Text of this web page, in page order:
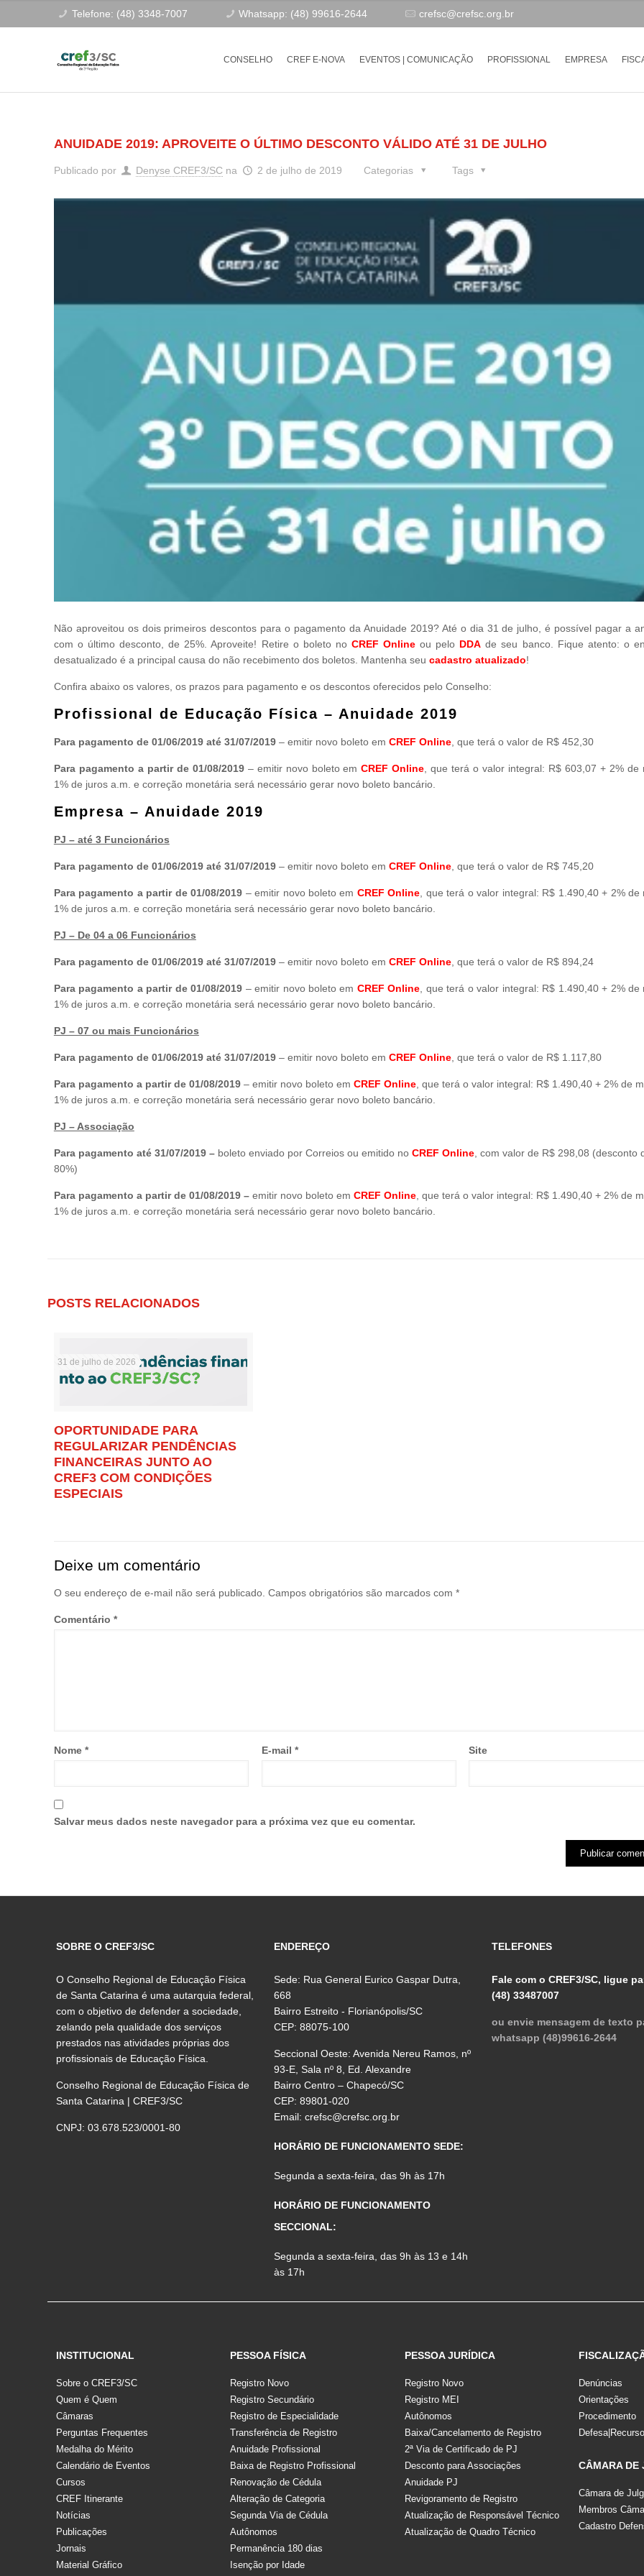
Telefone: (48) 3348-7007 Whatsapp: (48) 99616-2644 crefsc@crefsc.org.br
CONSELHO CREF E-NOVA EVENTOS | COMUNICAÇÃO PROFISSIONAL EMPRESA
ANUIDADE 2019: APROVEITE O ÚLTIMO DESCONTO VÁLIDO ATÉ 31 DE JULHO
Publicado por Denyse CREF3/SC na 2 de julho de 2019 Categorias Tags
Não aproveitou os dois primeiros descontos para o pagamento da Anuidade 2019? Até o dia 31 de julho, é possível pagar a
com o último desconto, de 25%. Aproveite! Retire o boleto no CREF Onlineou pelo DDA de seu banco. Fique atento: o
desatualizado é a principal causa do não recebimento dos boletos. Mantenha seu cadastro atualizado!
Confira abaixo os valores, os prazos para pagamento e os descontos oferecidos pelo Conselho:
Profissional de Educação Física – Anuidade 2019
Para pagamento de 01/06/2019 até 31/07/2019– emitir novo boleto em CREF Online, que terá o valor de R$ 452,30
Para pagamento a partir de 01/08/2019– emitir novo boleto emCREF Online , que terá o valor integral: R$ 603,07 + 2% de
1% de juros a.m. e correção monetária será necessário gerar novo boleto bancário.
Empresa – Anuidade 2019
PJ – até 3 Funcionários
Para pagamento de 01/06/2019 até 31/07/2019– emitir novo boleto em CREF Online, que terá o valor de R$ 745,20
Para pagamento a partir de 01/08/2019 – emitir novo boleto em CREF Online , que terá o valor integral: R$ 1.490,40 + 2% de
1% de juros a.m. e correção monetária será necessário gerar novo boleto bancário.
PJ – De 04 a 06 Funcionários
Para pagamento de 01/06/2019 até 31/07/2019– emitir novo boleto em CREF Online, que terá o valor de R$ 894,24
Para pagamento a partir de 01/08/2019 – emitir novo boleto em CREF Online , que terá o valor integral: R$ 1.490,40 + 2% de
1% de juros a.m. e correção monetária será necessário gerar novo boleto bancário.
PJ – 07 ou mais Funcionários
Para pagamento de 01/06/2019 até 31/07/2019– emitir novo boleto em CREF Online, que terá o valor de R$ 1.117,80
Para pagamento a partir de 01/08/2019– emitir novo boleto em CREF Online, que terá o valor integral: R$ 1.490,40 + 2% de
1% de juros a.m. e correção monetária será necessário gerar novo boleto bancário.
PJ – Associação
Para pagamento até 31/07/2019 –boleto enviado por Correios ou emitido no CREF Online, com valor de R$ 298,08 (desconto
80%)
Para pagamento a partir de 01/08/2019 –emitir novo boleto em CREF Online, que terá o valor integral: R$ 1.490,40 + 2% de
1% de juros a.m. e correção monetária será necessário gerar novo boleto bancário.
POSTS RELACIONADOS
31 de julho de 2026
OPORTUNIDADE PARA
REGULARIZAR PENDÊNCIAS
FINANCEIRAS JUNTO AO
CREF3 COM CONDIÇÕES
ESPECIAIS
Deixe um comentário
O seu endereço de e-mail não será publicado. Campos obrigatórios são marcados com *
Comentário *
Nome * E-mail * Site
Salvar meus dados neste navegador para a próxima vez que eu comentar.
SOBRE O CREF3/SC
O Conselho Regional de Educação Física
de Santa Catarina é uma autarquia federal,
com o objetivo de defender a sociedade,
zelando pela qualidade dos serviços
prestados nas atividades próprias dos
profissionais de Educação Física.
Conselho Regional de Educação Física de
Santa Catarina | CREF3/SC
CNPJ: 03.678.523/0001-80
ENDEREÇO
Sede: Rua General Eurico Gaspar Dutra,
668
Bairro Estreito - Florianópolis/SC
CEP: 88075-100
Seccional Oeste: Avenida Nereu Ramos, nº
93-E, Sala nº 8, Ed. Alexandre
Bairro Centro – Chapecó/SC
CEP: 89801-020
Email:crefsc@crefsc.org.br
HORÁRIO DE FUNCIONAMENTO SEDE:
Segunda a sexta-feira, das 9h às 17h
HORÁRIO DE FUNCIONAMENTO
SECCIONAL:
Segunda a sexta-feira, das 9h às 13 e 14h
às 17h
TELEFONES
Fale com o CREF3/SC, ligue
(48) 33487007
ou envie mensagem de texto
whatsapp (48)99616-2644
INSTITUCIONAL
Sobre o CREF3/SC
Quem é Quem
Câmaras
Perguntas Frequentes
Medalha do Mérito
Calendário de Eventos
Cursos
CREF Itinerante
Notícias
Publicações
Jornais
Material Gráfico
PESSOA FÍSICA
Registro Novo
Registro Secundário
Registro de Especialidade
Transferência de Registro
Anuidade Profissional
Baixa de Registro Profissional
Renovação de Cédula
Alteração de Categoria
Segunda Via de Cédula
Autônomos
Permanência 180 dias
Isenção por Idade
PESSOA JURÍDICA
Registro Novo
Registro MEI
Autônomos
Baixa/Cancelamento de Registro
2ª Via de Certificado de PJ
Desconto para Associações
Anuidade PJ
Revigoramento de Registro
Atualização de Responsável Técnico
Atualização de Quadro Técnico
Denúncias
Orientações
Procedimento
Defesa|Recurso
CÂMARA DE
Câmara de
Membros
Cadastro